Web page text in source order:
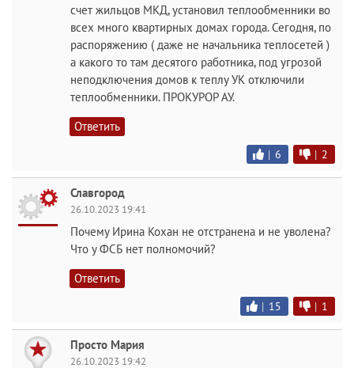
счет жильцов МКД, установил теплообменники во
всех много квартирных домах города. Сегодня, по
распоряжению ( даже не начальника теплосетей )
а какого то там десятого работника, под угрозой
неподключения домов к теплу УК отключили
теплообменники. ПРОКУРОР АУ.
Ответить
| 6 | 2
Славгород
26.10.2023 19:41
Почему Ирина Кохан не отстранена и не уволена?
Что у ФСБ нет полномочий?
Ответить
| 15 | 1
Просто Мария
26.10.2023 19:42